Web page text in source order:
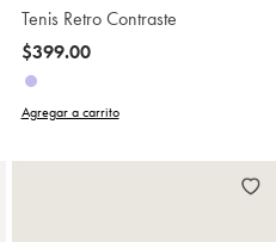
Tenis Retro Contraste
$399.00
Agregar a carrito